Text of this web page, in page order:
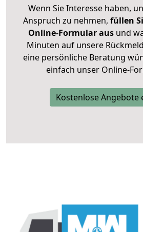
Wenn Sie Interesse haben,
Anspruch zu nehmen, füllen
Online-Formular ausund
Minuten auf unsere
eine persönliche Beratung
einfach unser Online-
Kostenlose Angebote